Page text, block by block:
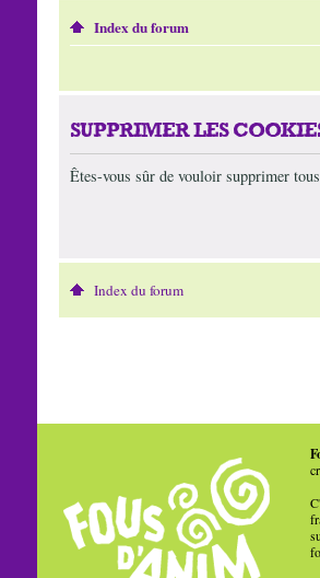
Index du forum
SUPPRIMER LES
Êtes-vous sûr de vouloir supprimer
Index du forum